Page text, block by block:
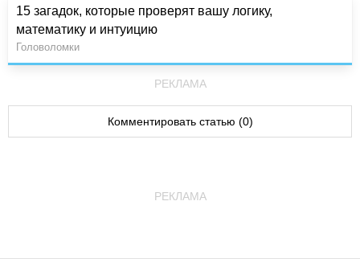
15 загадок, которые проверят вашу логику,
математику и интуицию
Головоломки
РЕКЛАМА
Комментировать статью (0)
РЕКЛАМА